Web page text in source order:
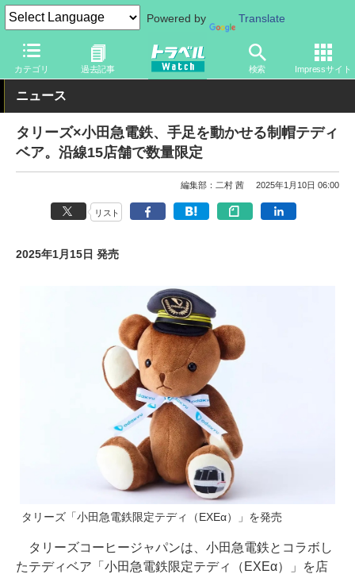
Powered by Translate
カテゴリ 過去記事 検索 Impressサイト
トラベル Watch 旅のアイテム 旅行グッズ キャラクター
ニュース
タリーズ×小田急電鉄、手足を動かせる制帽テディ
ベア。沿線15店舗で数量限定
編集部：二村 茜 2025年1月10日 06:00
リスト
2025年1月15日 発売
タリーズ「小田急電鉄限定テディ（EXEα）」を発売
タリーズコーヒージャパンは、小田急電鉄とコラボし
たテディベア「小田急電鉄限定テディ（EXEα）」を店